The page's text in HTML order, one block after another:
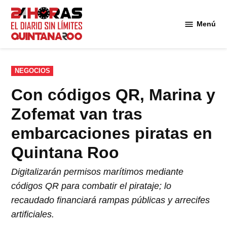
Saltar
contenido
Menú
PUBLICADO
EN
NEGOCIOS
Con códigos QR, Marina y
Zofemat van tras
embarcaciones piratas en
Quintana Roo
Digitalizarán permisos marítimos mediante
códigos QR para combatir el pirataje; lo
recaudado financiará rampas públicas y arrecifes
artificiales.